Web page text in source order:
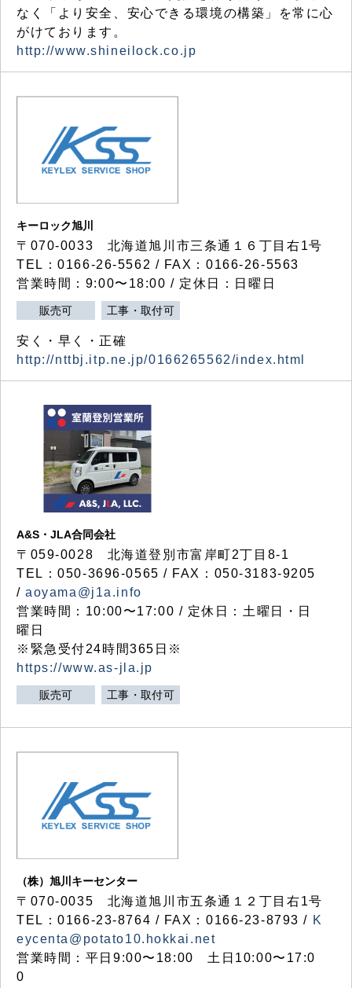
なく「より安全、安心できる環境の構築」を常に心
がけております。
http://www.shineilock.co.jp
キーロック旭川
〒070-0033 北海道旭川市三条通１６丁目右1号
TEL：0166-26-5562 / FAX：0166-26-5563
営業時間：9:00〜18:00 / 定休日：日曜日
販売可 工事・取付可
安く・早く・正確
http://nttbj.itp.ne.jp/0166265562/index.html
A&S・JLA合同会社
〒 059-0028 北海道登別市富岸町2丁目 8-1
TEL：050-3696-0565 / FAX：050-3183-9205
/aoyama@j1a.info
営業時間：10:00〜17:00 / 定休日：土曜日・日
曜日
※緊急受付24時間365日※
https://www.as-jla.jp
販売可 工事・取付可
（株）旭川キーセンター
〒070-0035 北海道旭川市五条通１２丁目右1号
TEL：0166-23-8764 / FAX：0166-23-8793 / K
eycenta@potato10.hokkai.net
営業時間：平日9:00〜18:00 土日10:00〜17:0
0